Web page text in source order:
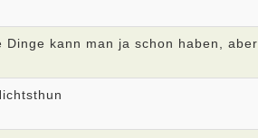
Dinge kann man ja schon haben,